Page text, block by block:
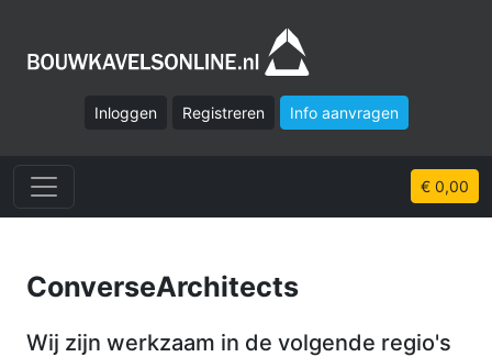
Inloggen Registreren Info aanvragen
€ 0,00
ConverseArchitects
Wij zijn werkzaam in de volgende regio's